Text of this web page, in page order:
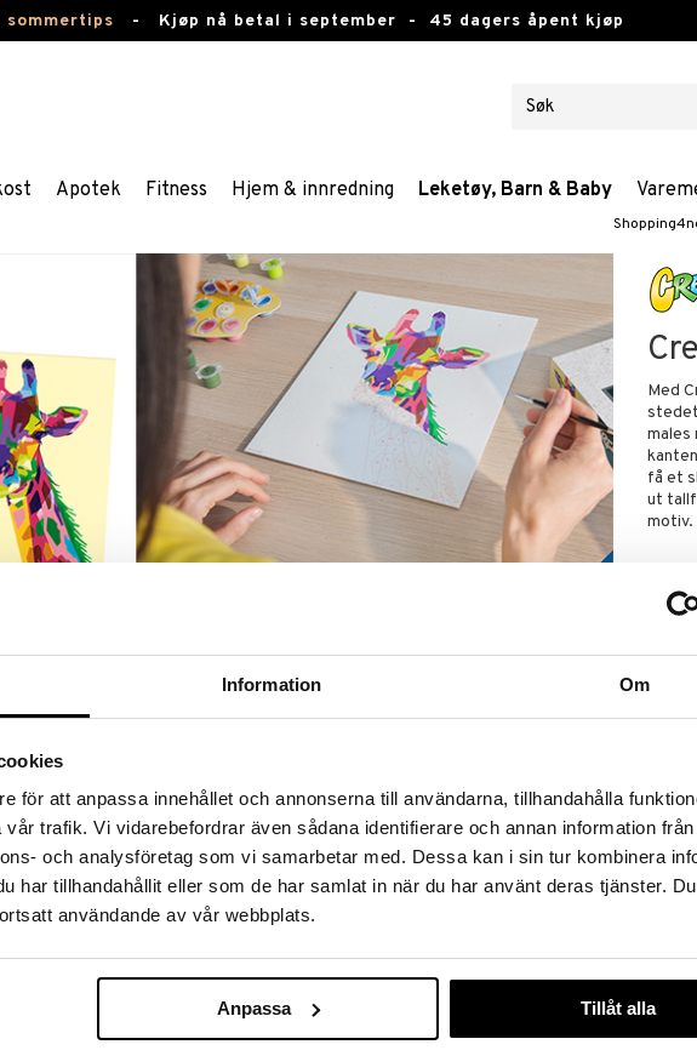
Information Om
för att anpassa innehållet och annonserna till användarna, tillhandahålla
trafik. Vi vidarebefordrar även sådana identifierare och annan information
och analysföretag som vi samarbetar med. Dessa kan i sin tur kombinera
har tillhandahållit eller som de har samlat in när du har använt deras tjänster. Du
användande av vår webbplats.
Anpassa Tillåt alla
- Kjøp nå betal i september - 45 dagers åpent kjøp
Apotek Fitness Hjem & innredning Leketøy, Barn & Baby
Med
males
få et
ut
motiv.
sendes normalt ut samme
TRYGGE KJØP
ved faktura, kontokort, direktebetaling og
kundekonto.